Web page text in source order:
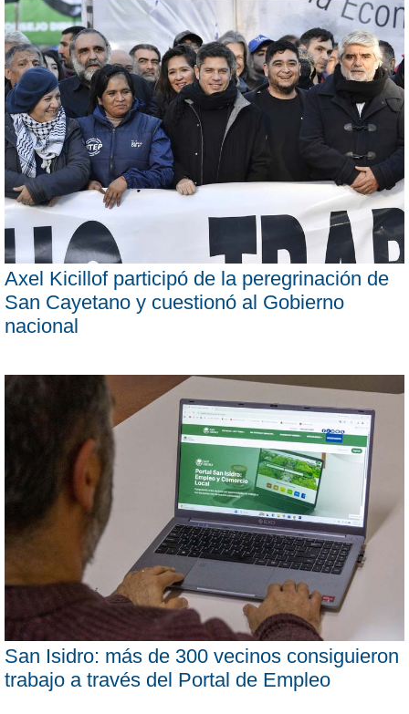
Axel Kicillof participó de la peregrinación de
San Cayetano y cuestionó al Gobierno
nacional
San Isidro: más de 300 vecinos consiguieron
trabajo a través del Portal de Empleo